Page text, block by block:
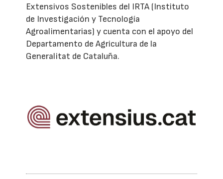
Extensivos Sostenibles del IRTA (Instituto
de Investigación y Tecnología
Agroalimentarias) y cuenta con el apoyo del
Departamento de Agricultura de la
Generalitat de Cataluña.